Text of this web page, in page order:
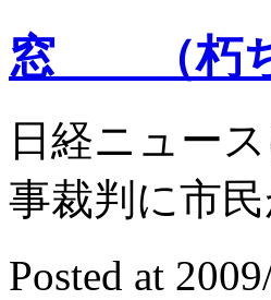
窓 （朽
日経ニュー
事裁判に市
Posted at